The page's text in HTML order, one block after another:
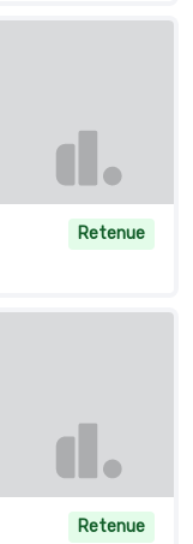
Retenue
Retenue